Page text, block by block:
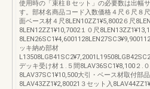
使用時の「束柱Ｂセット」の必要数は出幅
す。部材名商品コード入数価格４尺６尺８
面ベース材４尺8LEN10ZZ1¥5,8002６尺
8LEN12ZZ1¥10,7002１０尺
ッキ納め部材
デッキ受け材１.５間8LAV36SC1¥8,100２.
8LAV37SC1¥10,500大引・ベース材取付部
8LAV43ZZ1¥2,80021３セット入